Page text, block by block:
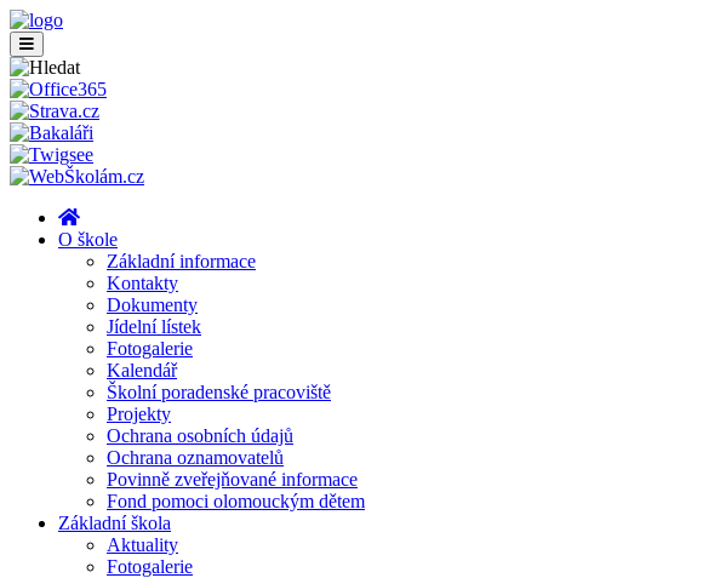
O škole
Základní informace
Kontakty
Dokumenty
Jídelní lístek
Fotogalerie
Kalendář
Školní poradenské pracoviště
Projekty
Ochrana osobních údajů
Ochrana oznamovatelů
Povinně zveřejňované informace
Fond pomoci olomouckým dětem
Základní škola
Aktuality
Fotogalerie